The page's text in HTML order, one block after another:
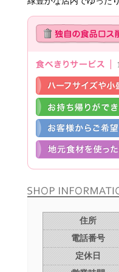
住所
電話番号
定休日